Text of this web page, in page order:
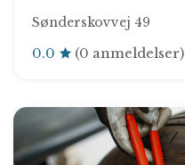
Sønderskovvej 49
0.0 (0 anmeldelser)